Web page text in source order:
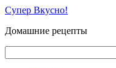
Перейти
контенту
Супер Вкусно!
Домашние рецепты